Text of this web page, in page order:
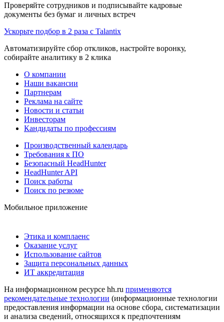
Проверяйте сотрудников и подписывайте кадровые
документы без бумаг и личных встреч
Ускорьте подбор в 2 раза с Talantix
Автоматизируйте сбор откликов, настройте воронку,
собирайте аналитику в 2 клика
О компании
Наши вакансии
Партнерам
Реклама на сайте
Новости и статьи
Инвесторам
Кандидаты по профессиям
Производственный календарь
Требования к ПО
Безопасный HeadHunter
HeadHunter API
Поиск работы
Поиск по резюме
Мобильное приложение
Этика и комплаенс
Оказание услуг
Использование сайтов
Защита персональных данных
ИТ аккредитация
На информационном ресурсе hh.ru применяются
рекомендательные технологии (информационные технологии
предоставления информации на основе сбора, систематизации
и анализа сведений, относящихся к предпочтениям